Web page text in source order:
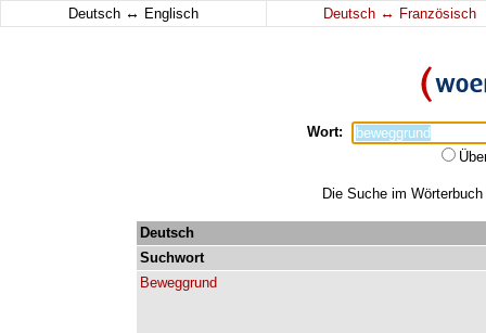
Deutsch ↔ Englisch Deutsch ↔ Französisch
Wort:
Die Suche im
Deutsch
Suchwort
Beweggrund